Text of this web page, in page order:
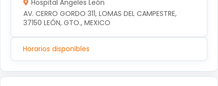
Hospital Ángeles León
AV. CERRO GORDO 311, LOMAS DEL CAMPESTRE,
37150 LEÓN, GTO., MEXICO
Horarios disponibles